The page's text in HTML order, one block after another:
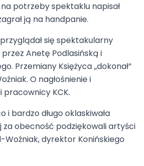
potrzeby spektaklu napisał
ją na handpanie.
się spektakularny
Anetę Podlasińską i
Przemiany Księżyca ,,dokonał”
O nagłośnienie i
KCK.
i bardzo długo oklaskiwała
za obecność podziękowali artyści
Woźniak, dyrektor Konińskiego